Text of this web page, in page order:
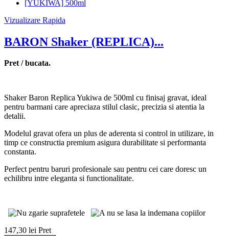
Vizualizare Rapida
BARON Shaker (REPLICA)...
Pret / bucata.
Shaker Baron Replica Yukiwa de 500ml cu finisaj gravat, ideal
pentru barmani care apreciaza stilul clasic, precizia si atentia la
detalii.
Modelul gravat ofera un plus de aderenta si control in utilizare, in
timp ce constructia premium asigura durabilitate si performanta
constanta.
Perfect pentru baruri profesionale sau pentru cei care doresc un
echilibru intre eleganta si functionalitate.
147,30 lei Pret